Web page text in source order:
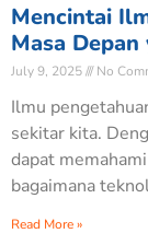
Mencintai
Masa Depan
July 9, 2025 No
Ilmu
sekitar kita.
dapat
bagaimana
Read More »